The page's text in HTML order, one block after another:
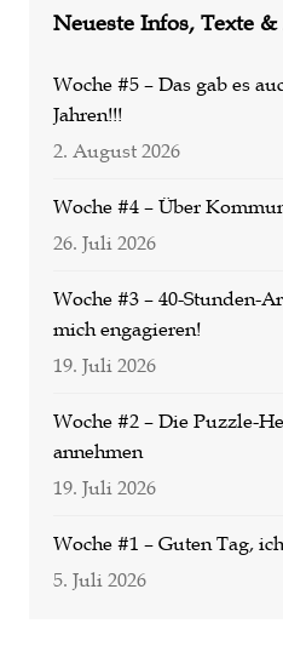
Neueste Infos, Texte
Woche #5 – Das gab es
Jahren!!!
2. August 2026
Woche #4 – Über
26. Juli 2026
Woche #3 – 40-Stunden-
mich engagieren!
19. Juli 2026
Woche #2 – Die Puzzle-
annehmen
19. Juli 2026
Woche #1 – Guten Tag,
5. Juli 2026